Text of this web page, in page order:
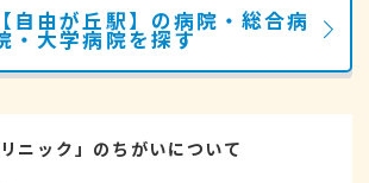
自由が丘駅】の病院・総合病
・大学病院を探す
ニック」のちがいについて